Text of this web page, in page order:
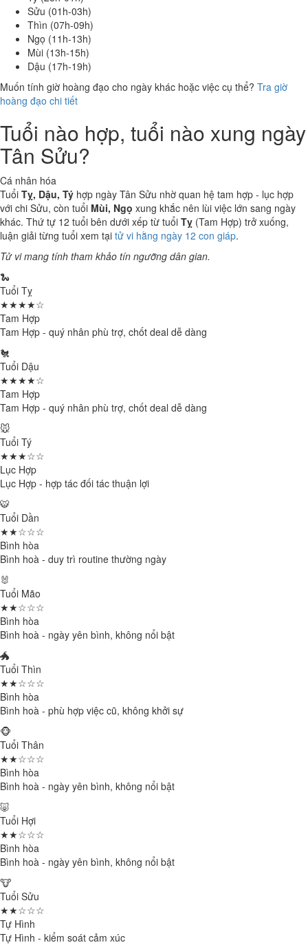
Sửu (01h-03h)
Thìn (07h-09h)
Ngọ (11h-13h)
Mùi (13h-15h)
Dậu (17h-19h)
Muốn tính giờ hoàng đạo cho ngày khác hoặc việc cụ thể? Tra giờ
hoàng đạo chi tiết
Tuổi nào hợp, tuổi nào xung ngày
Tân Sửu?
Cá nhân hóa
Tuổi Tỵ, Dậu, Tý hợp ngày Tân Sửu nhờ quan hệ tam hợp - lục hợp
với chi Sửu, còn tuổi Mùi, Ngọ xung khắc nên lùi việc lớn sang ngày
khác. Thứ tự 12 tuổi bên dưới xếp từ tuổi Tỵ (Tam Hợp) trở xuống,
luận giải từng tuổi xem tại tử vi hằng ngày 12 con giáp.
Tử vi mang tính tham khảo tín ngưỡng dân gian.
🐍
Tuổi Tỵ
★★★★☆
Tam Hợp
Tam Hợp - quý nhân phù trợ, chốt deal dễ dàng
🐔
Tuổi Dậu
★★★★☆
Tam Hợp
Tam Hợp - quý nhân phù trợ, chốt deal dễ dàng
🐭
Tuổi Tý
★★★☆☆
Lục Hợp
Lục Hợp - hợp tác đối tác thuận lợi
🐯
Tuổi Dần
★★☆☆☆
Bình hòa
Bình hoà - duy trì routine thường ngày
🐰
Tuổi Mão
★★☆☆☆
Bình hòa
Bình hoà - ngày yên bình, không nổi bật
🐲
Tuổi Thìn
★★☆☆☆
Bình hòa
Bình hoà - phù hợp việc cũ, không khởi sự
🐵
Tuổi Thân
★★☆☆☆
Bình hòa
Bình hoà - ngày yên bình, không nổi bật
🐷
Tuổi Hợi
★★☆☆☆
Bình hòa
Bình hoà - ngày yên bình, không nổi bật
🐮
Tuổi Sửu
★★☆☆☆
Tự Hình
Tự Hình - kiểm soát cảm xúc